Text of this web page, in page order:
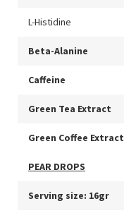
L-Histidine
Beta-Alanine
Caffeine
Green Tea Extract
Green Coffee Extract
PEAR DROPS
Serving size: 16gr